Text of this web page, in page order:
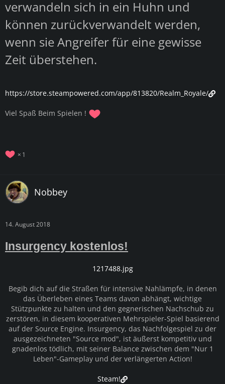
verwandeln sich in ein Huhn und
können zurückverwandelt werden,
wenn sie Angreifer für eine gewisse
Zeit überstehen.
https://store.steampowered.com/app/813820/Realm_Royale/
Viel Spaß Beim Spielen !
1
Nobbey
14. August 2018
Insurgency kostenlos!
1217488.jpg
Begib dich auf die Straßen für intensive Nahlämpfe, in denen
das Überleben eines Teams davon abhängt, wichtige
Stützpunkte zu halten und den gegnerischen Nachschub zu
zerstören, in diesem kooperativen Mehrspieler-Spiel basierend
auf der Source Engine. Insurgency, das Nachfolgespiel zu der
ausgezeichneten "Source mod", ist äußerst kompetitiv und
gnadenlos tödlich, mit seiner Balance zwischen dem "Nur 1
Leben"-Gameplay und der verlängerten Action!
Steam!